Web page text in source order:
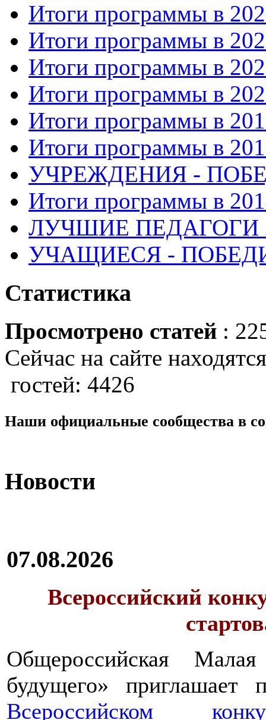
Итоги программы в
Итоги программы в
Итоги программы в
Итоги программы в
Итоги программы в
Итоги программы в
УЧРЕЖДЕНИЯ -
Итоги программы в
ЛУЧШИЕ ПЕДАГОГИ
УЧАЩИЕСЯ -
Статистика
Просмотрено статей :
Сейчас на сайте
гостей: 4426
Наши официальные сообщества в
Новости
07.08.2026
Всероссийский
Общероссийская
будущего» приглашает
Всероссийском